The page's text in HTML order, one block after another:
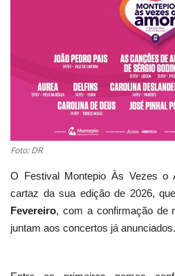
Ficha técnica
Lazer
Ambiente
Foto: DR
O Festival Montepio Às Vezes o
cartaz da sua edição de 2026,
Fevereiro, com a confirmação de
juntam aos concertos já anunciados.